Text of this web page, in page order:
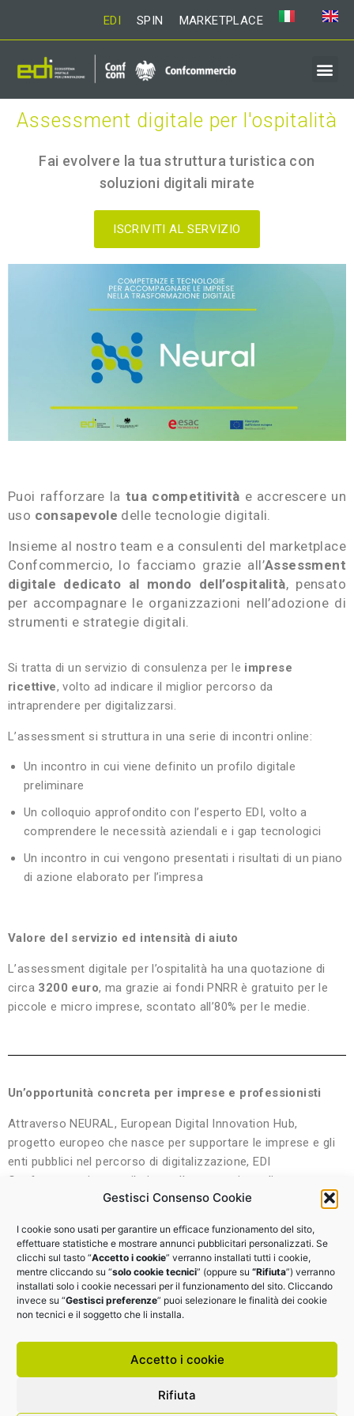
Gestisci Consenso Cookie
I cookie sono usati per garantire un efficace funzionamento del sito,
effettuare statistiche e mostrare annunci pubblicitari personalizzati. Se
clicchi sul tasto “Accetto i cookie” verranno installati tutti i cookie,
mentre cliccando su “solo cookie tecnici” (oppure su “Rifiuta”) verranno
installati solo i cookie necessari per il funzionamento del sito. Cliccando
invece su “Gestisci preferenze” puoi selezionare le finalità dei cookie
non tecnici e il soggetto che li installa.
Accetto i cookie
Rifiuta
EDI SPIN MARKETPLACE
Assessment digitale per l'ospitalità
Fai evolvere la tua struttura turistica con
soluzioni digitali mirate
ISCRIVITI AL SERVIZIO
Puoi rafforzare la tua competitività e accrescere un
uso consapevole delle tecnologie digitali.
Insieme al nostro team e a consulenti del marketplace
Confcommercio, lo facciamo grazie all’Assessment
digitale dedicato al mondo dell’ospitalità, pensato
per accompagnare le organizzazioni nell’adozione di
strumenti e strategie digitali.
Si tratta di un servizio di consulenza per le imprese
ricettive, volto ad indicare il miglior percorso da
intraprendere per digitalizzarsi.
L’assessment si struttura in una serie di incontri online:
Un incontro in cui viene definito un profilo digitale
preliminare
Un colloquio approfondito con l’esperto EDI, volto a
comprendere le necessità aziendali e i gap tecnologici
Un incontro in cui vengono presentati i risultati di un piano
di azione elaborato per l’impresa
Valore del servizio ed intensità di aiuto
L’assessment digitale per l’ospitalità ha una quotazione di
circa 3200 euro, ma grazie ai fondi PNRR è gratuito per le
piccole e micro imprese, scontato all’80% per le medie.
Un’opportunità concreta per imprese e professionisti
Attraverso NEURAL, European Digital Innovation Hub,
progetto europeo che nasce per supportare le imprese e gli
enti pubblici nel percorso di digitalizzazione,EDI
Confcommercio contribuisce alla costruzione di un
ecosistema che promuove l’adozione di soluzioni digitali
formazione, consulenza tecnologica e accesso a servizi
specialistici.I corsi saranno aperti a imprese di tutte le
dimensioni e settori e rappresentano un’occasione per
acquisire strumenti operativi e orientarsi con maggiore
consapevolezza tra le trasformazioni in atto.
Per maggiori informazioni sul progetto:
info@ediconfcommercio.it